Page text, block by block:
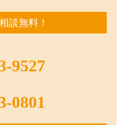
談無料！
9527
0801